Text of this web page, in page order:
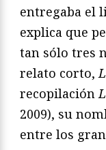
entregaba el
explica que
tan sólo tres
relato corto,
recopilación
2009), su
entre los